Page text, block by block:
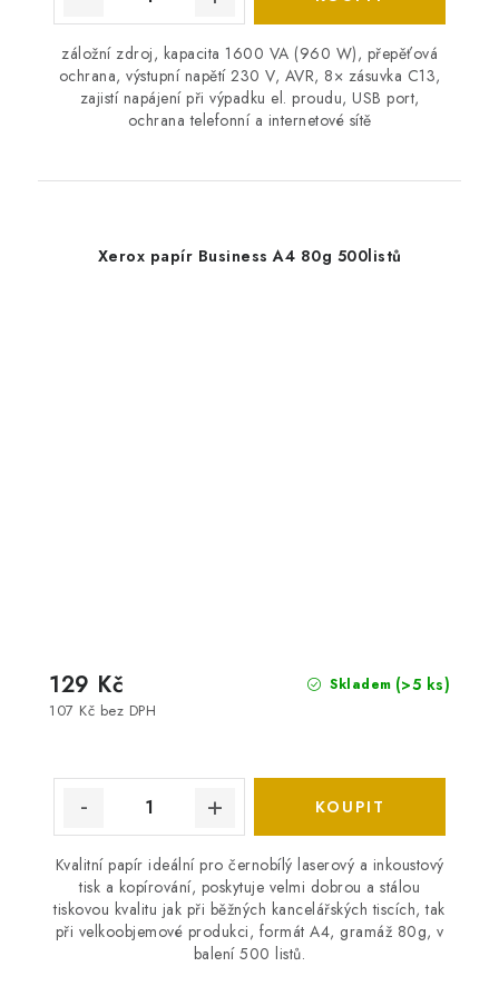
záložní zdroj, kapacita 1600 VA (960 W), přepěťová
ochrana, výstupní napětí 230 V, AVR, 8× zásuvka C13,
zajistí napájení při výpadku el. proudu, USB port,
ochrana telefonní a internetové sítě
Xerox papír Business A4 80g 500listů
Skladem (>5 ks)
107 Kč bez DPH
129 Kč
Kvalitní papír ideální pro černobílý laserový a inkoustový
tisk a kopírování, poskytuje velmi dobrou a stálou
tiskovou kvalitu jak při běžných kancelářských tiscích, tak
při velkoobjemové produkci, formát A4, gramáž 80g, v
balení 500 listů.